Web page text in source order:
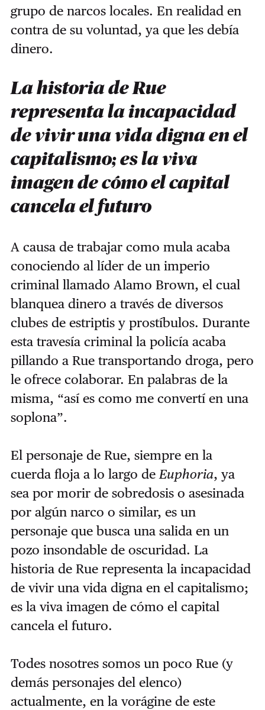
grupo de narcos locales. En realidad en
contra de su voluntad, ya que les debía
dinero.
La historia de Rue
representa la incapacidad
de vivir una vida digna en el
capitalismo; es la viva
imagen de cómo el capital
cancela el futuro
A causa de trabajar como mula acaba
conociendo al líder de un imperio
criminal llamado Alamo Brown, el cual
blanquea dinero a través de diversos
clubes de estriptis y prostíbulos. Durante
esta travesía criminal la policía acaba
pillando a Rue transportando droga, pero
le ofrece colaborar. En palabras de la
misma, “así es como me convertí en una
soplona”.
El personaje de Rue, siempre en la
cuerda floja a lo largo deEuphoria, ya
sea por morir de sobredosis o asesinada
por algún narco o similar, es un
personaje que busca una salida en un
pozo insondable de oscuridad. La
historia de Rue representa la incapacidad
de vivir una vida digna en el capitalismo;
es la viva imagen de cómo el capital
cancela el futuro.
Todes nosotres somos un poco Rue (y
demás personajes del elenco)
actualmente, en la vorágine de este